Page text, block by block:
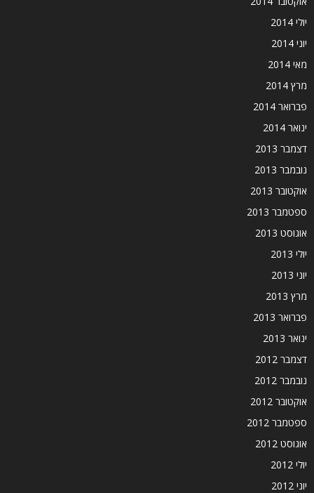
יולי 2014
יוני 2014
מאי 2014
מרץ 2014
פברואר 2014
ינואר 2014
דצמבר 2013
נובמבר 2013
אוקטובר 2013
ספטמבר 2013
אוגוסט 2013
יולי 2013
יוני 2013
מרץ 2013
פברואר 2013
ינואר 2013
דצמבר 2012
נובמבר 2012
אוקטובר 2012
ספטמבר 2012
אוגוסט 2012
יולי 2012
יוני 2012